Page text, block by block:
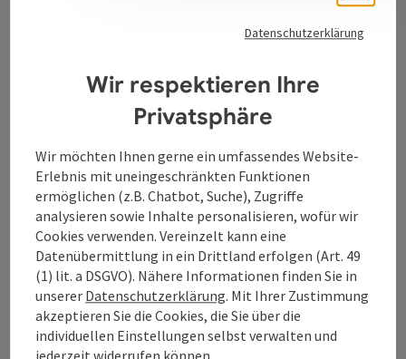
Tourismusverband Donauregion
Oberösterreich
WGD Donau Oberösterreich Tourismus
GmbH
Lindengasse 9
4040 Linz
+43 732 7277 - 888
info@donauregion.at
Datenschutzerklärung
Wir respektieren Ihre
Privatsphäre
Wir möchten Ihnen gerne ein umfassendes Website-
Erlebnis mit uneingeschränkten Funktionen
ermöglichen (z.B. Chatbot, Suche), Zugriffe
analysieren sowie Inhalte personalisieren, wofür wir
Cookies verwenden. Vereinzelt kann eine
Datenübermittlung in ein Drittland erfolgen (Art. 49
(1) lit. a DSGVO). Nähere Informationen finden Sie in
unserer Datenschutzerklärung. Mit Ihrer Zustimmung
akzeptieren Sie die Cookies, die Sie über die
individuellen Einstellungen selbst verwalten und
jederzeit widerrufen können.